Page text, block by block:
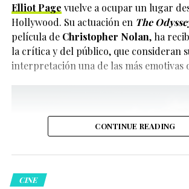
Elliot Page vuelve a ocupar un lugar
Hollywood. Su actuación en The
película de Christopher Nolan, ha
la crítica y del público, que consideran
interpretación una de las más emotivas
CONTINUE READING
CINE